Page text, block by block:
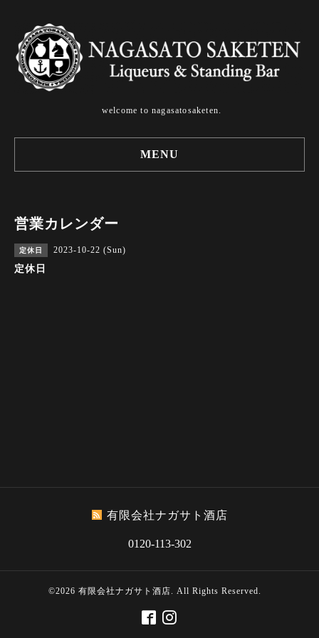
welcome to nagasatosaketen.
MENU
営業カレンダー
定休日 2023-10-22 (Sun)
定休日
有限会社ナガサト酒店
0120-113-302
©2026 有限会社ナガサト酒店. All Rights Reserved.